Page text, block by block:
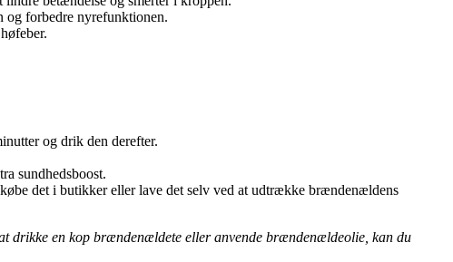
og forbedre nyrefunktionen.
og drik den derefter.
sundhedsboost.
det i butikker eller lave det selv ved at udtrække brændenældens
drikke en kop brændenældete eller anvende brændenældeolie, kan du